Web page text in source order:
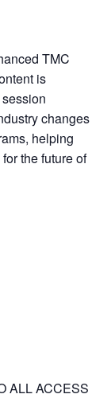
TMC
is
changes
helping
the future of
ALL ACCESS